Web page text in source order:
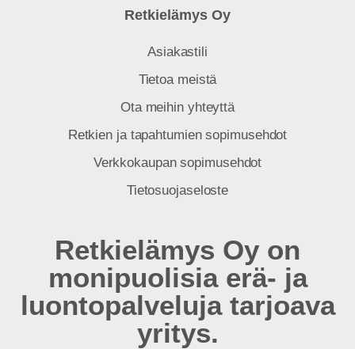
Retkielämys Oy
Asiakastili
Tietoa meistä
Ota meihin yhteyttä
Retkien ja tapahtumien sopimusehdot
Verkkokaupan sopimusehdot
Tietosuojaseloste
Retkielämys Oy on
monipuolisia erä- ja
luontopalveluja tarjoava
yritys.